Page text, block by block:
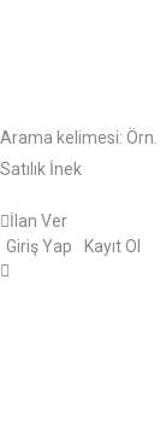
Arama kelimesi: Örn.
Satılık İnek
İlan Ver
Giriş Yap
Kayıt Ol